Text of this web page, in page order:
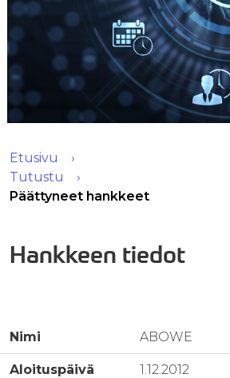
Etusivu
Tutustu
Päättyneet hankkeet
Hankkeen tiedot
Nimi ABOWE
Aloituspäivä 1.12.2012